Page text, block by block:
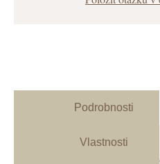
Podrobnosti
Vlastnosti